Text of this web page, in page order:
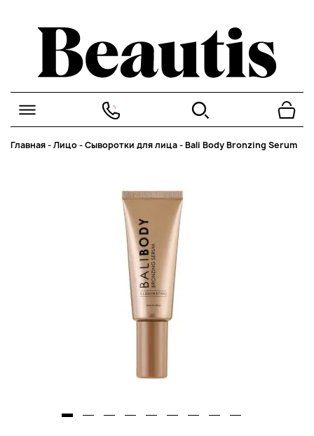
Главная-Лицо-Сыворотки для лица-Bali Body Bronzing Serum